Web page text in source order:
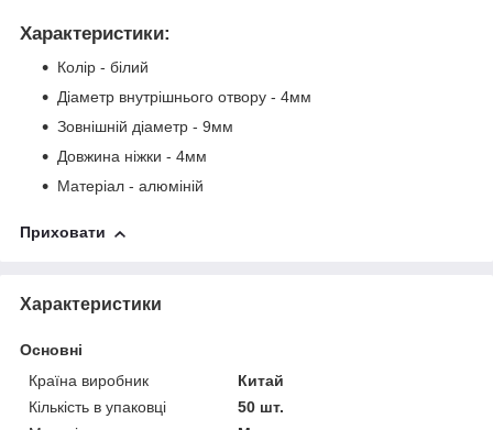
Характеристики:
Колір - білий
Діаметр внутрішнього отвору - 4мм
Зовнішній діаметр - 9мм
Довжина ніжки - 4мм
Матеріал - алюміній
Приховати
Характеристики
Основні
Країна виробник
Китай
Кількість в упаковці
50 шт.